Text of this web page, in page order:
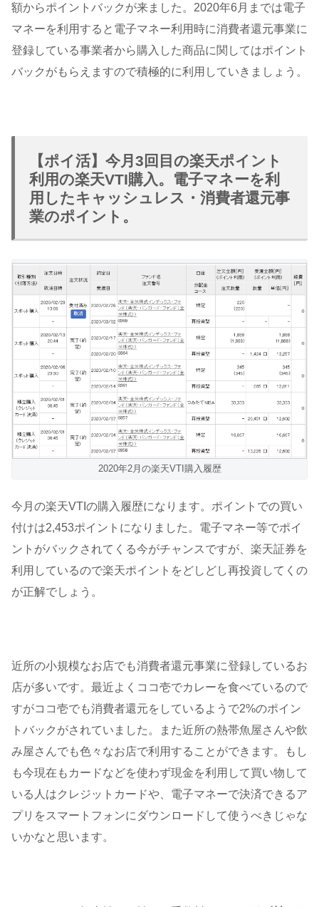
額からポイントバックが来ました。2020年6月までは電子
マネーを利用すると電子マネー利用時に消費者還元事業に
登録している事業者から購入した商品に関してはポイント
バックがもらえますので積極的に利用していきましょう。
【ポイ活】今月3回目の楽天ポイント
利用の楽天VTI購入。電子マネーを利
用したキャッシュレス・消費者還元事
業のポイント。
2020年2月の楽天VTI購入履歴
今月の楽天VTIの購入履歴になります。ポイントでの買い
付けは2,453ポイントになりました。電子マネー等でポイ
ントがバックされてくる今がチャンスですが、楽天証券を
利用しているので楽天ポイントをどしどし再投資してくの
が正解でしょう。
近所の小規模なお店でも消費者還元事業に登録しているお
店が多いです。最近よくココ壱でカレーを食べているので
すがココ壱でも消費者還元をしているようで2%のポイン
トバックがされていました。また近所の熱帯魚屋さんや飲
み屋さんでも色々なお店で利用することができます。もし
も今現在もカードなどを使わず現金を利用して買い物して
いる人はクレジットカードや、電子マネーで決済できるア
プリをスマートフォンにダウンロードして使うべきじゃな
いかなと思います。